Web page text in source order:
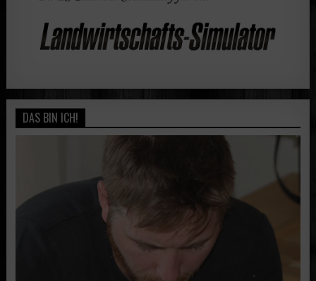
DAS BIN ICH!